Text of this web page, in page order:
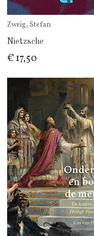
Zweig, Stefan
Nietzsche
€ 17,50